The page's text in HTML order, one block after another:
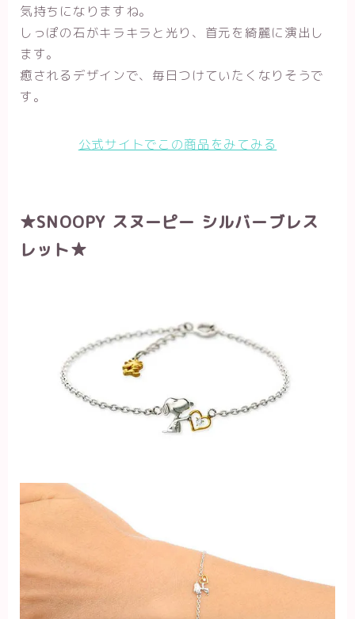
気持ちになりますね。
しっぽの石がキラキラと光り、首元を綺麗に演出し
ます。
癒されるデザインで、毎日つけていたくなりそうで
す。
公式サイトでこの商品をみてみる
★SNOOPY スヌーピー シルバーブレス
レット★